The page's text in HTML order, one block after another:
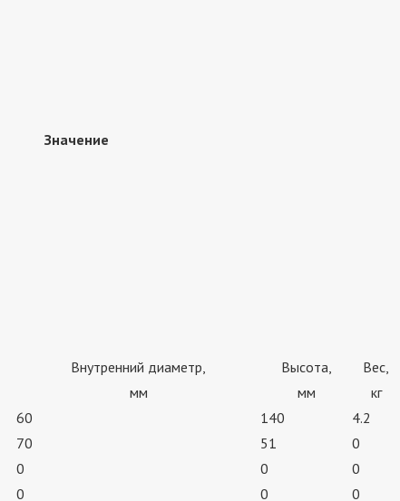
Значение
Внутренний диаметр,
мм
Высота,
мм
Вес,
кг
60 140
4.2
70 51
0
0 0
0
0 0
0